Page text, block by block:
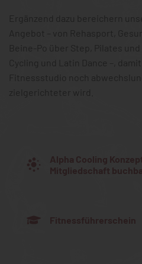
Ergänzend dazu bereichern
Beine-Po über Step, Pilates
Cycling und Latin Dance –,
Fitnessstudio noch
zielgerichteter wird.
Alpha Cooling
Mitgliedschaft